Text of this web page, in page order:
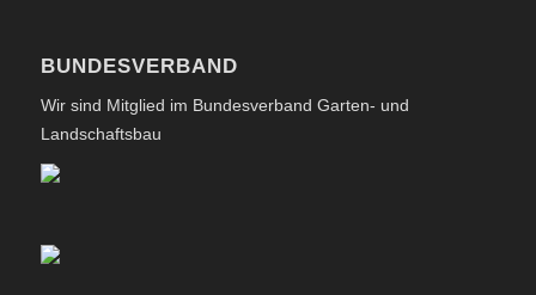
BUNDESVERBAND
Wir sind Mitglied im Bundesverband Garten- und
Landschaftsbau